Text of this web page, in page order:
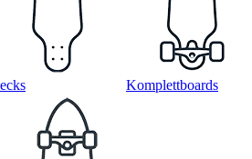
Komplettboards